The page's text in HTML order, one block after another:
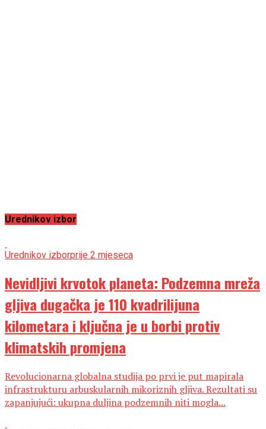
Urednikov izbor
Urednikov izborprije 2 mjeseca
Nevidljivi krvotok planeta: Podzemna mreža
gljiva dugačka je 110 kvadrilijuna
kilometara i ključna je u borbi protiv
klimatskih promjena
Revolucionarna globalna studija po prvi je put mapirala
infrastrukturu arbuskularnih mikoriznih gljiva. Rezultati su
zapanjujući: ukupna duljina podzemnih niti mogla...